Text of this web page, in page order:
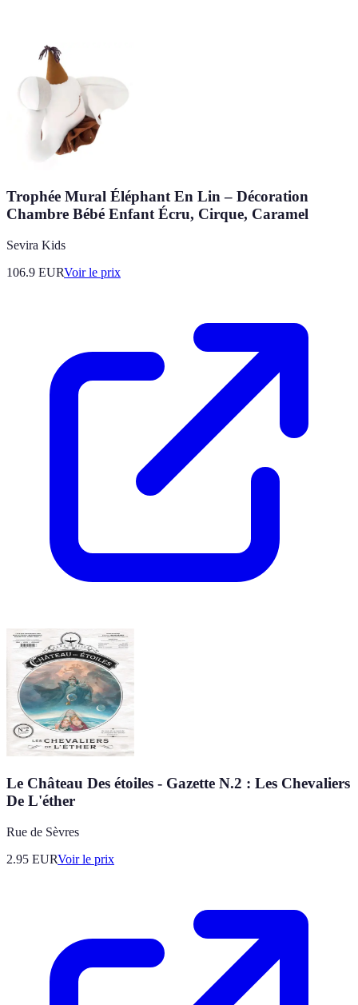
Trophée Mural Éléphant En Lin – Décoration
Chambre Bébé Enfant Écru, Cirque, Caramel
Sevira Kids
106.9 EURVoir le prix
Le Château Des étoiles - Gazette N.2 : Les Chevaliers
De L'éther
Rue de Sèvres
2.95 EURVoir le prix